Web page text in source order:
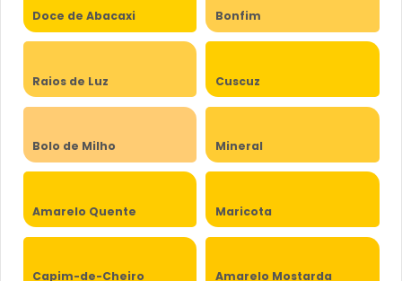
Doce de Abacaxi Bonfim
Raios de Luz Cuscuz
Bolo de Milho Mineral
Amarelo Quente Maricota
Capim-de-Cheiro Amarelo Mostarda